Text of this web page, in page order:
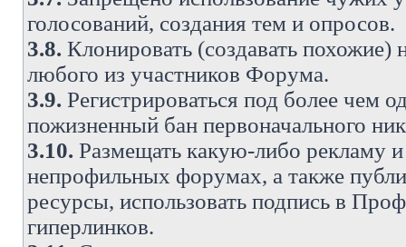
голосований, создания тем и опросов.
3.8. Клонировать (создавать похожие)
любого из участников Форума.
3.9. Регистрироваться под более чем
пожизненный бан первоначального
3.10. Размещать какую-либо рекламу
непрофильных форумах, а также
ресурсы, использовать подпись в
гиперлинков.